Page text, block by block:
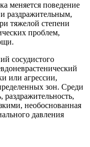
меняется поведение
раздражительным,
тяжелой степени
проблем,
сосудистого
или агрессии,
зон. Среди
раздражительность,
необоснованная
давления